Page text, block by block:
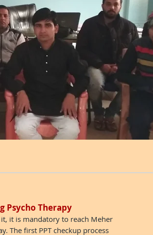
Psycho Therapy
it is mandatory to reach Meher
The first PPT checkup process